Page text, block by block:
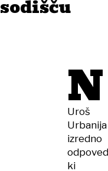
sodišču
N
Uroš
Urbanija
izredno
ki